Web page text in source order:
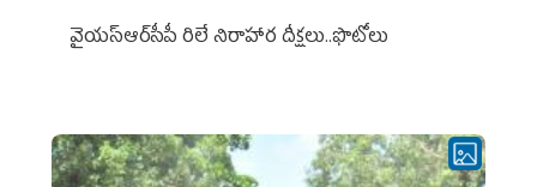
వైయ‌స్ఆర్‌సీపీ రిలే నిరాహార దీక్షలు..ఫొటోలు